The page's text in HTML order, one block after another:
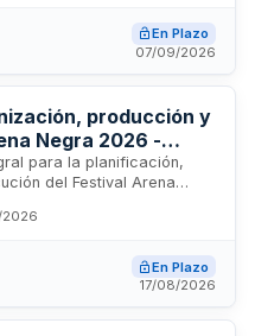
singulares que
y López y el conjunto
debe aportar todos los
necesarios para la
En Plazo
07/09/2026
producción y
Negra 2026 -
para la planificación,
del Festival Arena
Insular de Fuerteventura
para garantizar
evento, incluyendo la
mediante canon
2026
En Plazo
17/08/2026